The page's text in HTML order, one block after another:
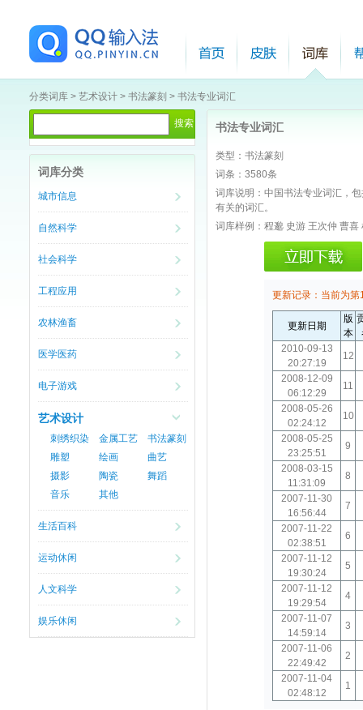
分类词库 > 艺术设计 > 书法篆刻 > 书法专业词汇
词库分类
城市信息
自然科学
社会科学
工程应用
农林渔畜
医学医药
电子游戏
艺术设计
刺绣织染 金属工艺
书法篆刻
雕塑
绘画
曲艺
摄影
陶瓷
舞蹈
音乐
其他
生活百科
运动休闲
人文科学
娱乐休闲
书法专业词汇
类型： 书法篆刻
词条： 3580条
词库说明： 中国书法专业词汇，
有关的词汇。
词库样例： 程邈 史游 王次仲 曹喜
更新记录： 当前为第
更新日期
版
本
2010-09-13
20:27:19
12
2008-12-09
06:12:29
11
2008-05-26
02:24:12
10
2008-05-25
23:25:51
9
2008-03-15
11:31:09
8
2007-11-30
16:56:44
7
2007-11-22
02:38:51
6
2007-11-12
19:30:24
5
2007-11-12
19:29:54
4
2007-11-07
14:59:14
3
2007-11-06
22:49:42
2
2007-11-04
02:48:12
1